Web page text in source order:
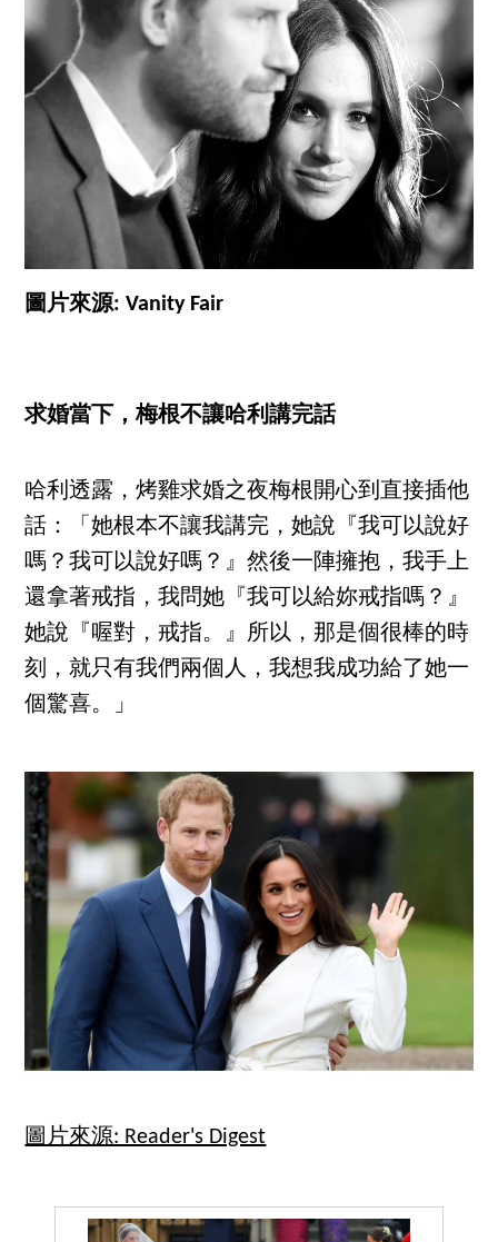
圖片來源: Vanity Fair
求婚當下，梅根不讓哈利講完話
哈利透露，烤雞求婚之夜梅根開心到直接插他
話：「她根本不讓我講完，她說『我可以說好
嗎？我可以說好嗎？』然後一陣擁抱，我手上
還拿著戒指，我問她『我可以給妳戒指嗎？』
她說『喔對，戒指。』所以，那是個很棒的時
刻，就只有我們兩個人，我想我成功給了她一
個驚喜。」
圖片來源: Reader's Digest